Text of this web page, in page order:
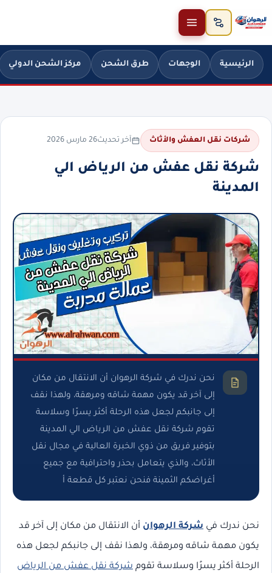
تخطَّ إلى المحتوى
الرئيسية الوجهات طرق الشحن مركز الشحن الدولي
شركات نقل العفش والأثاث آخر تحديث26 مارس 2026
شركة نقل عفش من الرياض الي
المدينة
نحن ندرك في شركة الرهوان أن الانتقال من مكان
إلى آخر قد يكون مهمة شاقه ومرهقة، ولهذا نقف
إلى جانبكم لجعل هذه الرحلة أكثر يسرًا وسلاسة
تقوم شركة نقل عفش من الرياض الي المدينة
بتوفير فريق من ذوي الخبرة العالية في مجال نقل
الأثاث، والذي يتعامل بحذر واحترافية مع جميع
أغراضكم الثمينة فنحن نعتبر كل قطعة أ
نحن ندرك في شركة الرهوان أن الانتقال من مكان إلى آخر قد
يكون مهمة شاقه ومرهقة، ولهذا نقف إلى جانبكم لجعل هذه
الرحلة أكثر يسرًا وسلاسة تقوم شركة نقل عفش من الرياض